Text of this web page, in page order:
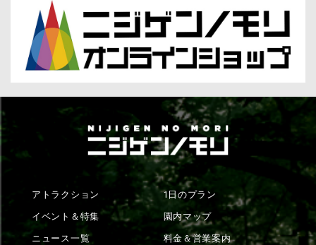
アトラクション
イベント＆特集
ニュース一覧
1日のプラン
園内マップ
料金＆営業案内